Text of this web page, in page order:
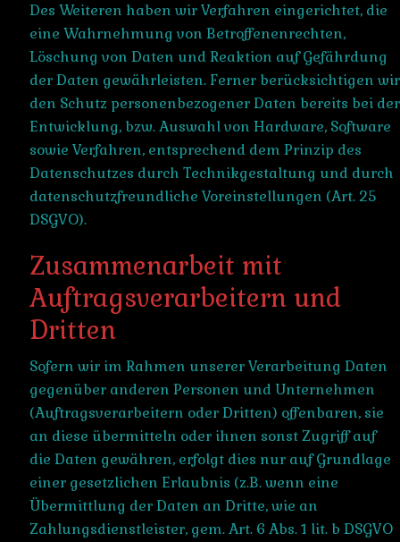
Des Weiteren haben wir Verfahren eingerichtet, die
eine Wahrnehmung von Betroffenenrechten,
Löschung von Daten und Reaktion auf Gefährdung
der Daten gewährleisten. Ferner berücksichtigen wir
den Schutz personenbezogener Daten bereits bei der
Entwicklung, bzw. Auswahl von Hardware, Software
sowie Verfahren, entsprechend dem Prinzip des
Datenschutzes durch Technikgestaltung und durch
datenschutzfreundliche Voreinstellungen (Art. 25
DSGVO).
Zusammenarbeit mit
Auftragsverarbeitern und
Dritten
Sofern wir im Rahmen unserer Verarbeitung Daten
gegenüber anderen Personen und Unternehmen
(Auftragsverarbeitern oder Dritten) offenbaren, sie
an diese übermitteln oder ihnen sonst Zugriff auf
die Daten gewähren, erfolgt dies nur auf Grundlage
einer gesetzlichen Erlaubnis (z.B. wenn eine
Übermittlung der Daten an Dritte, wie an
Zahlungsdienstleister, gem. Art. 6 Abs. 1 lit. b DSGVO